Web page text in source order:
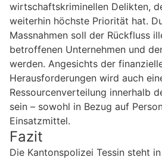
wirtschaftskriminellen Delikten,
weiterhin höchste Priorität hat.
Massnahmen soll der Rückfluss
betroffenen Unternehmen und
werden. Angesichts der
Herausforderungen wird auch
Ressourcenverteilung innerhalb
sein – sowohl in Bezug auf
Einsatzmittel.
Fazit
Die Kantonspolizei Tessin steht